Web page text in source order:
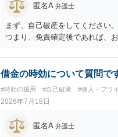
匿名A 弁護士
まず、自己破産をしてください
つまり、免責確定後であれば、
借金の時効について質問で
#時効の援用 #自己破産 #個人・プラ
2026年7月18日
匿名A 弁護士